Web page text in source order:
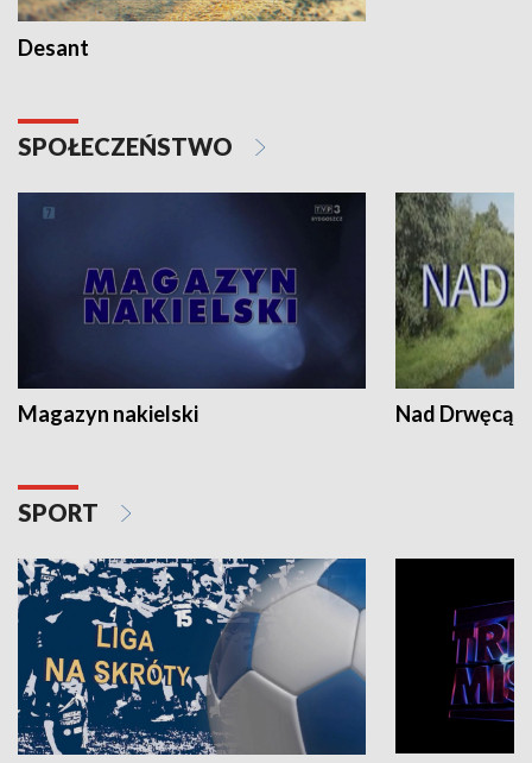
Desant
SPOŁECZEŃSTWO
Magazyn nakielski Nad Drwęcą
SPORT